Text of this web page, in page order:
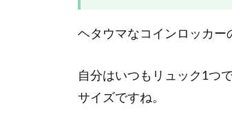
ヘタウマなコインロッカー
自分はいつもリュック1つ
サイズですね。